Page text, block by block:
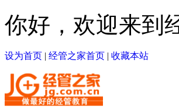
你好，欢迎来到
设为首页 | 经管之家首页 | 收藏本站